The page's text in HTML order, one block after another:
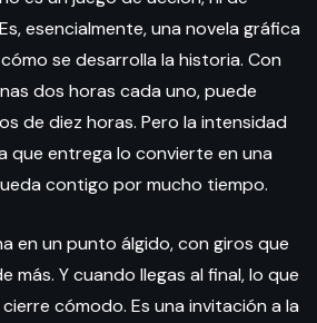
esencialmente, una novela gráfica
se desarrolla la historia. Con
dos horas cada uno, puede
de diez horas. Pero la intensidad
que entrega lo convierte en una
contigo por mucho tiempo.
en un punto álgido, con giros que
más. Y cuando llegas al final, lo que
cómodo. Es una invitación a la